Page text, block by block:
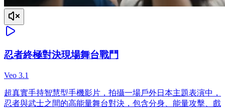
忍者終極對決現場舞台戰鬥
Veo 3.1
超真實手持智慧型手機影片，拍攝一場戶外日本主題表演中，
忍者與武士之間的高能量舞台對決，包含分身、能量攻擊、戲